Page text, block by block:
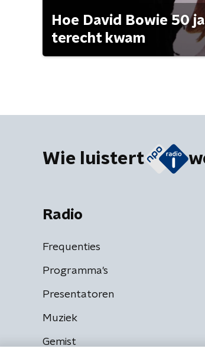
Hoe David Bowie 50
terecht kwam
Wie luistert
Radio
Frequenties
Programma's
Presentatoren
Muziek
Gemist